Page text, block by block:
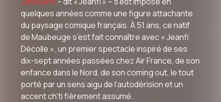
quelques années comme une figure attachante
du paysage comique français. À 51 ans, ce natif
de Maubeuge s’est fait connaître avec « Jeanfi
Décolle », un premier spectacle inspiré de ses
dix-sept années passées chez Air France, de son
enfance dans le Nord, de son coming out, le tout
porté par un sens aigu de l’autodérision et un
accent ch’ti fièrement assumé.